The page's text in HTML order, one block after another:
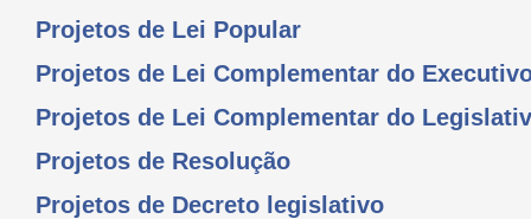
Projetos de Lei Popular
Projetos de Lei Complementar do
Projetos de Lei Complementar do
Projetos de Resolução
Projetos de Decreto legislativo